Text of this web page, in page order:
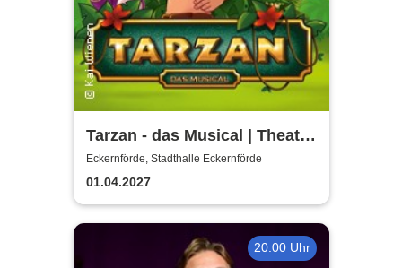
Tarzan - das Musical | Theater
Liberi
Eckernförde, Stadthalle Eckernförde
01.04.2027
20:00 Uhr